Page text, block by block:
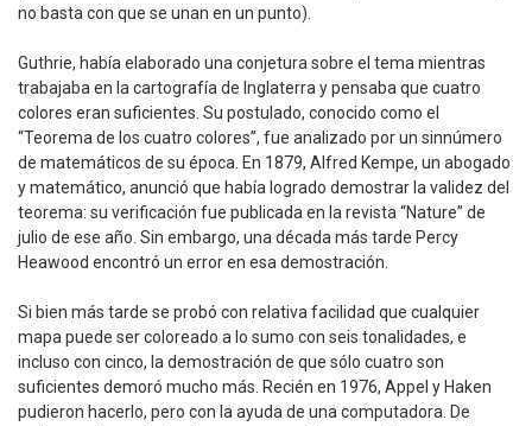
no basta con que se unan en un punto).
Guthrie, había elaborado una conjetura sobre el tema mientras
trabajaba en la cartografía de Inglaterra y pensaba que cuatro
colores eran suficientes. Su postulado, conocido como el
“Teorema de los cuatro colores”, fue analizado por un sinnúmero
de matemáticos de su época. En 1879, Alfred Kempe, un abogado
y matemático, anunció que había logrado demostrar la validez del
teorema: su verificación fue publicada en la revista “Nature” de
julio de ese año. Sin embargo, una década más tarde Percy
Heawood encontró un error en esa demostración.
Si bien más tarde se probó con relativa facilidad que cualquier
mapa puede ser coloreado a lo sumo con seis tonalidades, e
incluso con cinco, la demostración de que sólo cuatro son
suficientes demoró mucho más. Recién en 1976, Appel y Haken
pudieron hacerlo, pero con la ayuda de una computadora. De